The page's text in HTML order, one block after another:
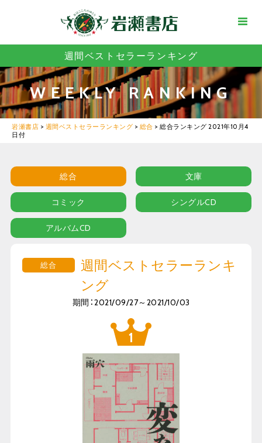
週間ベストセラーランキング
WEEKLY RANKING
岩瀬書店 > 週間ベストセラーランキング > 総合 > 総合ランキング 2021年10月4
日付
総合 文庫
コミック シングルCD
アルバムCD
総合
週間ベストセラーランキ
ング
期間：2021/09/27～2021/10/03